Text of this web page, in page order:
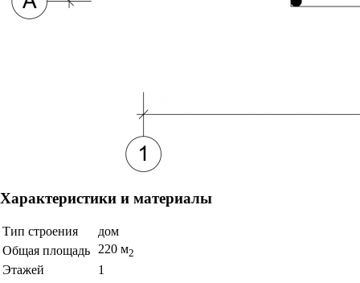
Характеристики и материалы
Тип строения
дом
Общая площадь
220 м2
Этажей
1